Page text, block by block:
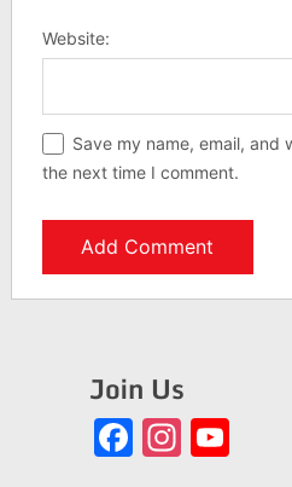
Website:
Save my name, email, and
the next time I comment.
Join Us
Facebook